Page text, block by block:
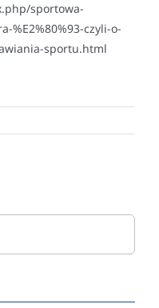
sportowa-
%E2%80%93-czyli-o-
sportu.html